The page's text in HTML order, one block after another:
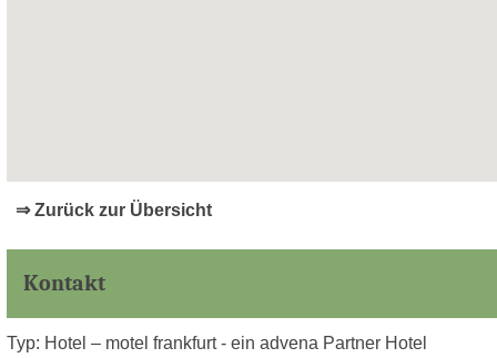
⇒ Zurück zur Übersicht
Kontakt
Typ: Hotel – motel frankfurt - ein advena Partner Hotel